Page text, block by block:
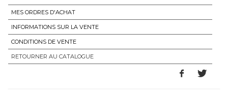
MES ORDRES D'ACHAT
INFORMATIONS SUR LA VENTE
CONDITIONS DE VENTE
RETOURNER AU CATALOGUE